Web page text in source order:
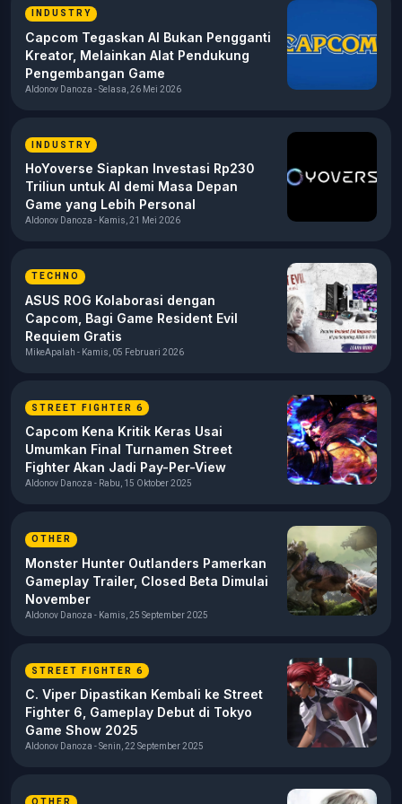
INDUSTRY
Capcom Tegaskan AI Bukan Pengganti
Kreator, Melainkan Alat Pendukung
Pengembangan Game
Aldonov Danoza - Selasa, 26 Mei 2026
INDUSTRY
HoYoverse Siapkan Investasi Rp230
Triliun untuk AI demi Masa Depan
Game yang Lebih Personal
Aldonov Danoza - Kamis, 21 Mei 2026
TECHNO
ASUS ROG Kolaborasi dengan
Capcom, Bagi Game Resident Evil
Requiem Gratis
MikeApalah - Kamis, 05 Februari 2026
STREET FIGHTER 6
Capcom Kena Kritik Keras Usai
Umumkan Final Turnamen Street
Fighter Akan Jadi Pay-Per-View
Aldonov Danoza - Rabu, 15 Oktober 2025
OTHER
Monster Hunter Outlanders Pamerkan
Gameplay Trailer, Closed Beta Dimulai
November
Aldonov Danoza - Kamis, 25 September 2025
STREET FIGHTER 6
C. Viper Dipastikan Kembali ke Street
Fighter 6, Gameplay Debut di Tokyo
Game Show 2025
Aldonov Danoza - Senin, 22 September 2025
OTHER